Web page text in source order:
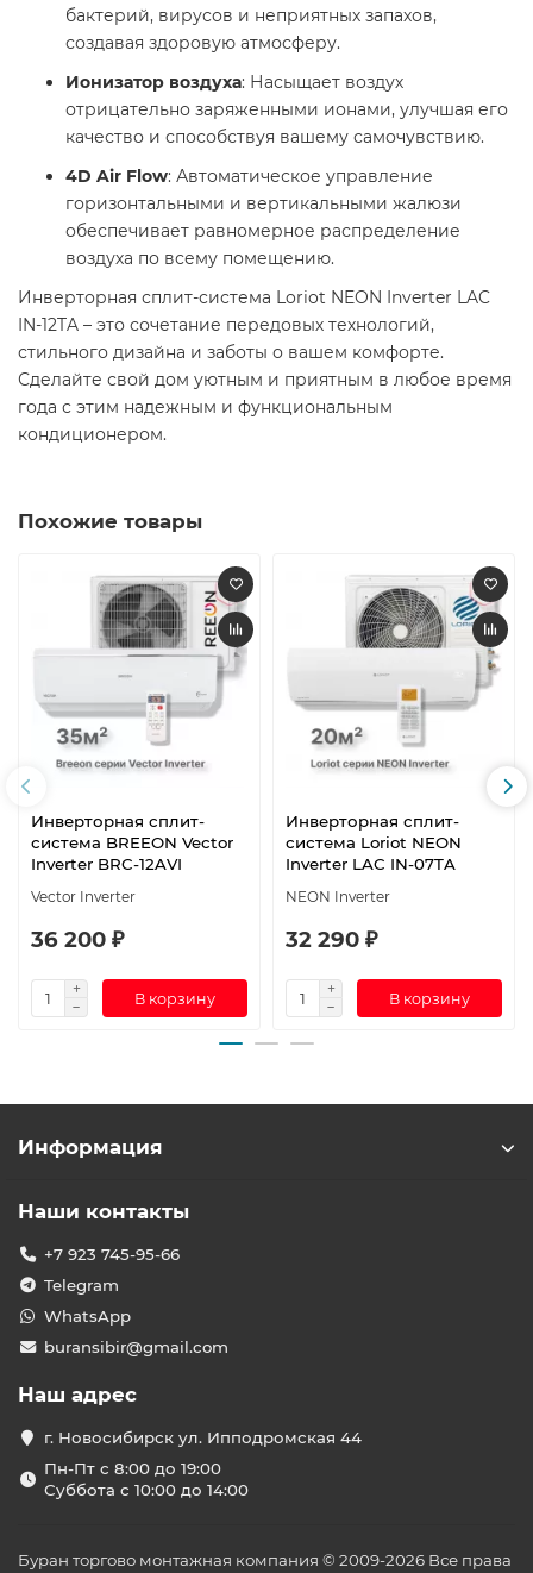
бактерий, вирусов и неприятных запахов,
создавая здоровую атмосферу.
Ионизатор воздуха: Насыщает воздух
отрицательно заряженными ионами, улучшая его
качество и способствуя вашему самочувствию.
4D Air Flow: Автоматическое управление
горизонтальными и вертикальными жалюзи
обеспечивает равномерное распределение
воздуха по всему помещению.
Инверторная сплит-система Loriot NEON Inverter LAC
IN-12TA – это сочетание передовых технологий,
стильного дизайна и заботы о вашем комфорте.
Сделайте свой дом уютным и приятным в любое время
года с этим надежным и функциональным
кондиционером.
Похожие товары
Инверторная сплит-
система BREEON Vector
Inverter BRC-12AVI
Vector Inverter
36 200 ₽
В корзину
Инверторная сплит-
система Loriot NEON
Inverter LAC IN-07TA
NEON Inverter
32 290 ₽
В корзину
Информация
Наши контакты
+7 923 745-95-66
Telegram
WhatsApp
buransibir@gmail.com
Наш адрес
г. Новосибирск ул. Ипподромская 44
Пн-Пт с 8:00 до 19:00
Суббота с 10:00 до 14:00
Буран торгово монтажная компания © 2009-2026 Все права